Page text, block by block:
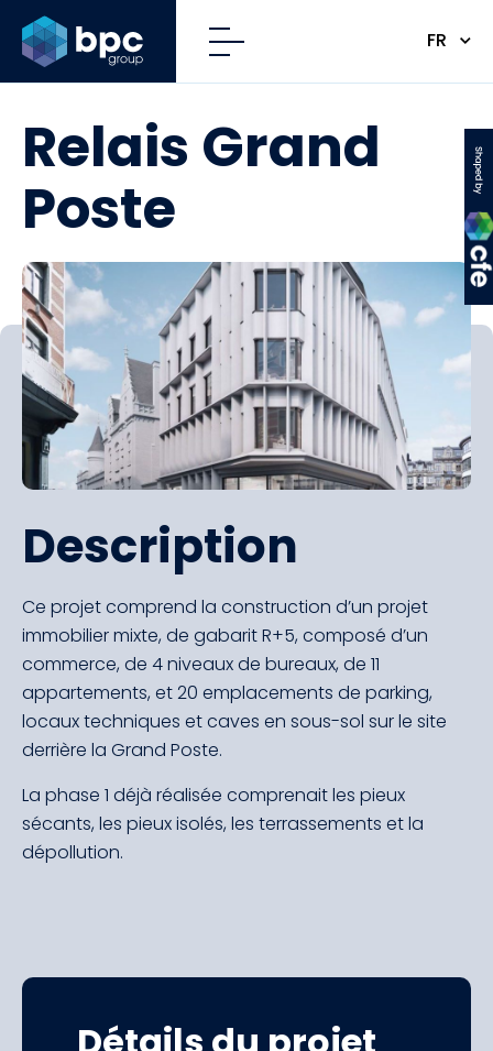
CFE
FR
Relais Grand
Poste
Description
Ce projet comprend la construction d’un projet
immobilier mixte, de gabarit R+5, composé d’un
commerce, de 4 niveaux de bureaux, de 11
appartements, et 20 emplacements de parking,
locaux techniques et caves en sous-sol sur le site
derrière la Grand Poste.
La phase 1 déjà réalisée comprenait les pieux
sécants, les pieux isolés, les terrassements et la
dépollution.